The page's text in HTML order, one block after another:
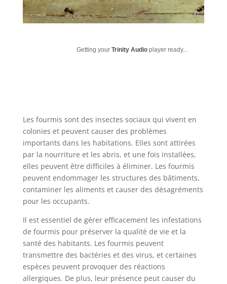
Getting your Trinity Audioplayer ready...
Les fourmis sont des insectes sociaux qui vivent en
colonies et peuvent causer des problèmes
importants dans les habitations. Elles sont attirées
par la nourriture et les abris, et une fois installées,
elles peuvent être difficiles à éliminer. Les fourmis
peuvent endommager les structures des bâtiments,
contaminer les aliments et causer des désagréments
pour les occupants.
Il est essentiel de gérer efficacement les infestations
de fourmis pour préserver la qualité de vie et la
santé des habitants. Les fourmis peuvent
transmettre des bactéries et des virus, et certaines
espèces peuvent provoquer des réactions
allergiques. De plus, leur présence peut causer du